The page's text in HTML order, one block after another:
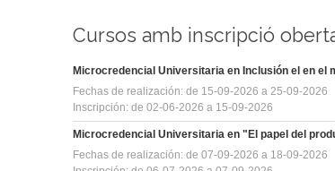
Cursos amb inscripció